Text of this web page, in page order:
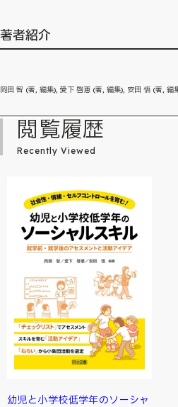
著者紹介
岡田 智 (著, 編集), 愛下 啓恵 (著, 編集), 安田 悟 (著, 編
閲覧履歴
Recently Viewed
幼児と小学校低学年のソーシャ